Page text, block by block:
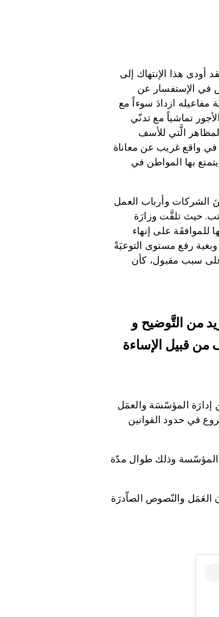
هذا الإنتهاك إلى
في الإستفسار عن
ازدادَ سوءاً مع
خفض الأجور تماشياً مع تدنّي
الَّتي للأسف
في واقع غريب عن معاناة
بها المواطن في
الشركات وأرباب العمل
حيث تلقَّت وزارَة
للموافقَة على إنهاء
رفع مستوى التوعيَةً
على سبب مقبول، كأن
للمزيد من التَّوضيح و
من قبيل الإساءة
إدارَة المؤسّسَة والعمَل
في حدود القوانين
المؤسّسة وذلك طوال مدّة
العَمَل والنّصوص الصاّدرَة